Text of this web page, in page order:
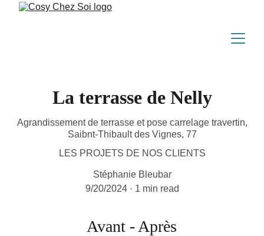
La terrasse de Nelly
Agrandissement de terrasse et pose carrelage travertin,
Saibnt-Thibault des Vignes, 77
LES PROJETS DE NOS CLIENTS
Stéphanie Bleubar
9/20/2024
1 min read
Avant - Après